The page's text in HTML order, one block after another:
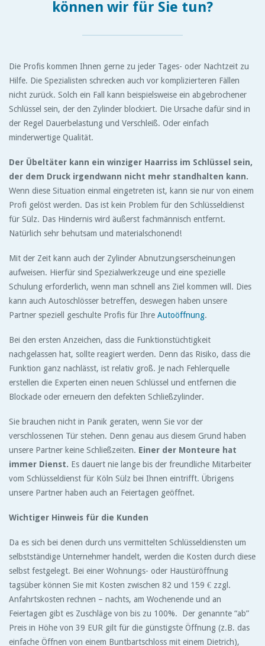
können wir für Sie tun?
Die Profis kommen Ihnen gerne zu jeder Tages- oder Nachtzeit zu
Hilfe. Die Spezialisten schrecken auch vor komplizierteren Fällen
nicht zurück. Solch ein Fall kann beispielsweise ein abgebrochener
Schlüssel sein, der den Zylinder blockiert. Die Ursache dafür sind in
der Regel Dauerbelastung und Verschleiß. Oder einfach
minderwertige Qualität.
Der Übeltäter kann ein winziger Haarriss im Schlüssel sein,
der dem Druck irgendwann nicht mehr standhalten kann.
Wenn diese Situation einmal eingetreten ist, kann sie nur von einem
Profi gelöst werden. Das ist kein Problem für den Schlüsseldienst
für Sülz. Das Hindernis wird äußerst fachmännisch entfernt.
Natürlich sehr behutsam und materialschonend!
Mit der Zeit kann auch der Zylinder Abnutzungserscheinungen
aufweisen. Hierfür sind Spezialwerkzeuge und eine spezielle
Schulung erforderlich, wenn man schnell ans Ziel kommen will. Dies
kann auch Autoschlösser betreffen, deswegen haben unsere
Partner speziell geschulte Profis für Ihre Autoöffnung.
Bei den ersten Anzeichen, dass die Funktionstüchtigkeit
nachgelassen hat, sollte reagiert werden. Denn das Risiko, dass die
Funktion ganz nachlässt, ist relativ groß. Je nach Fehlerquelle
erstellen die Experten einen neuen Schlüssel und entfernen die
Blockade oder erneuern den defekten Schließzylinder.
Sie brauchen nicht in Panik geraten, wenn Sie vor der
verschlossenen Tür stehen. Denn genau aus diesem Grund haben
unsere Partner keine Schließzeiten. Einer der Monteure hat
immer Dienst. Es dauert nie lange bis der freundliche Mitarbeiter
vom Schlüsseldienst für Köln Sülz bei Ihnen eintrifft. Übrigens
unsere Partner haben auch an Feiertagen geöffnet.
Wichtiger Hinweis für die Kunden
Da es sich bei denen durch uns vermittelten Schlüsseldiensten um
selbstständige Unternehmer handelt, werden die Kosten durch diese
selbst festgelegt. Bei einer Wohnungs- oder Haustüröffnung
tagsüber können Sie mit Kosten zwischen 82 und 159 € zzgl.
Anfahrtskosten rechnen – nachts, am Wochenende und an
Feiertagen gibt es Zuschläge von bis zu 100%. Der genannte “ab”
Preis in Höhe von 39 EUR gilt für die günstigste Öffnung (z.B. das
einfache Öffnen von einem Buntbartschloss mit einem Dietrich),